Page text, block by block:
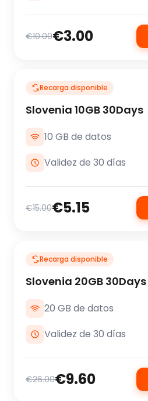
€10.00€3.00
Recarga disponible
Slovenia 10GB 30Days
10 GB de datos
Validez de 30 días
€15.00€5.15
Recarga disponible
Slovenia 20GB 30Days
20 GB de datos
Validez de 30 días
€26.00€9.60